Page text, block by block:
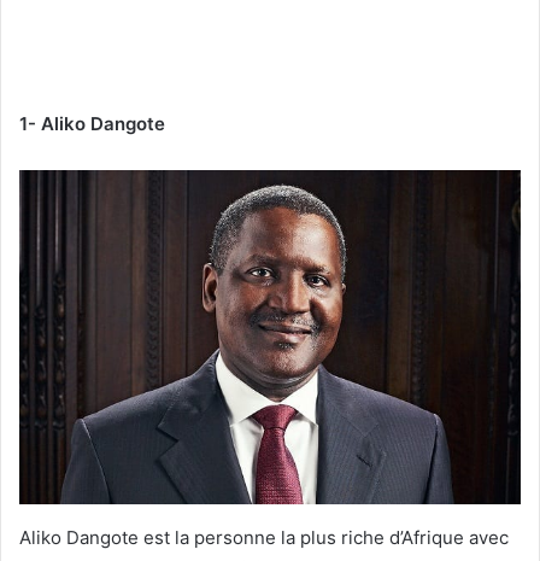
1- Aliko Dangote
Aliko Dangote est la personne la plus riche d’Afrique avec